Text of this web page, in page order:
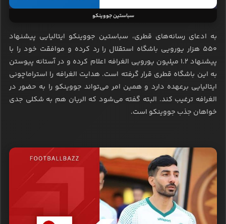
سباستین جووینکو
به ادعای رسانه‌های قطری، سباستین جووینکو ایتالیایی پیشنهاد
۵۵۰ هزار یورویی باشگاه استقلال را رد کرده و موافقت خود را با
پیشنهاد ۱.۲ میلیون یورویی الغرافه اعلام کرده و در آستانه پیوستن
به این باشگاه قطری قرار گرفته است. هدایت الغرافه را استراماچونی
ایتالیایی برعهده دارد و همین امر می‌تواند جووینکو را به حضور در
الغرافه ترغیب کند. البته گفته می‌شود که الریان هم به شکلی جدی
خواهان جذب جووینکو است.